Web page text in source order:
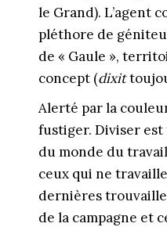
le Grand). L’agent
pléthore de
de « Gaule »,
concept (dixit
Alerté par la
fustiger. Diviser
du monde du
ceux qui ne
dernières
de la campagne et